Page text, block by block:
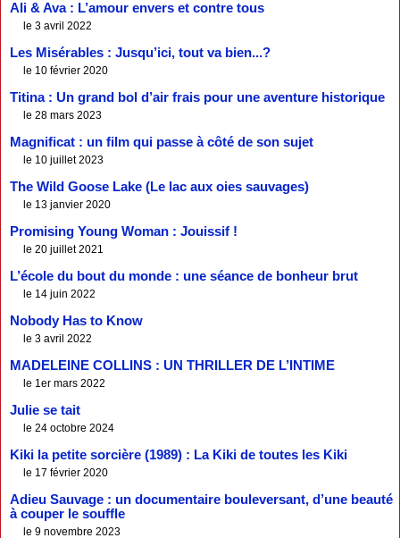
Ali & Ava : L’amour envers et contre tous
le 3 avril 2022
Les Misérables : Jusqu’ici, tout va bien...?
le 10 février 2020
Titina : Un grand bol d’air frais pour une aventure historique
le 28 mars 2023
Magnificat : un film qui passe à côté de son sujet
le 10 juillet 2023
The Wild Goose Lake (Le lac aux oies sauvages)
le 13 janvier 2020
Promising Young Woman : Jouissif !
le 20 juillet 2021
L’école du bout du monde : une séance de bonheur brut
le 14 juin 2022
Nobody Has to Know
le 3 avril 2022
MADELEINE COLLINS : UN THRILLER DE L’INTIME
le 1er mars 2022
Julie se tait
le 24 octobre 2024
Kiki la petite sorcière (1989) : La Kiki de toutes les Kiki
le 17 février 2020
Adieu Sauvage : un documentaire bouleversant, d’une beauté
à couper le souffle
le 9 novembre 2023